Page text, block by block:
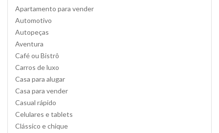
Apartamento para vender
Automotivo
Autopeças
Aventura
Café ou Bistrô
Carros de luxo
Casa para alugar
Casa para vender
Casual rápido
Celulares e tablets
Clássico e chique